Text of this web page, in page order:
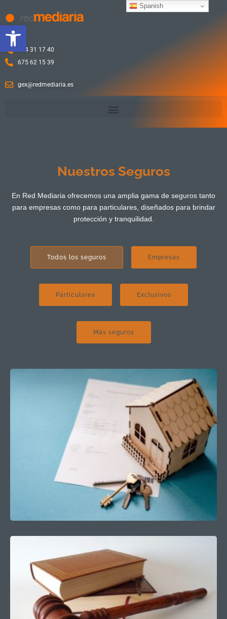
Abrir barra de herramientas
contenido
924 31 17 40
675 62 15 39
gex@redmediaria.es
Nuestros Seguros
En Red Mediaria ofrecemos una amplia gama de seguros tanto
para empresas como para particulares, diseñados para brindar
protección y tranquilidad.
Todos los seguros Empresas
Particulares Exclusivos
Más seguros
Spanish